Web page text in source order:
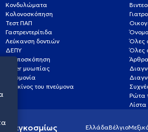
Κονδυλώματα
Κολονοσκόπηση
Τεστ ΠΑΠ
Γαστρεντερίτιδα
Λεύκανση δοντιών
ΔΕΠΥ
Κολποσκόπηση
Laser μυωπίας
Πνευμονία
Καρκίνος του πνεύμονα
Όλες
Όλες
Ρώτα
παγκοσμίως ΕλλάδαΒέλγιο